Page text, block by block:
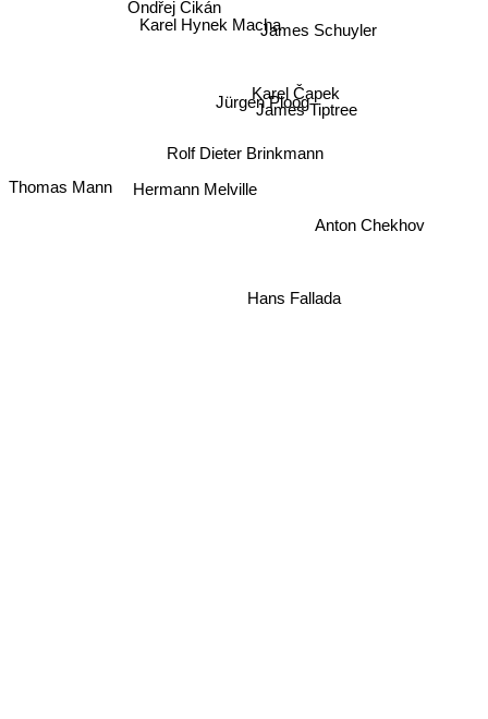
Jürgen Ploog
Karel Hynek Macha
James Schuyler
Ondřej Cikán
Rolf Dieter Brinkmann
James Tiptree
Hermann Melville
Hans Fallada
Karel Čapek
Thomas Mann
Anton Chekhov